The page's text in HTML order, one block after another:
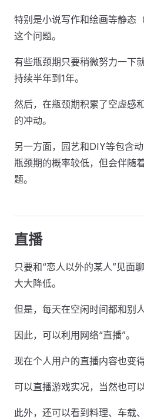
特别是小说写作和绘画等静态
这个问题。
有些瓶颈期只要稍微努力一下
持续半年到1年。
然后，在瓶颈期积累了空虚感
的冲动。
另一方面，园艺和DIY等包含
瓶颈期的概率较低，但会伴随
题。
直播
只要和“恋人以外的某人”见面
大大降低。
但是，每天在空闲时间都和别
因此，可以利用网络“直播”。
现在个人用户的直播内容也变
可以直播游戏实况，当然也可
此外，还可以看到料理、车载